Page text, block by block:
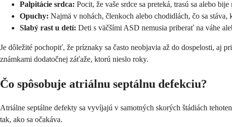
Palpitácie srdca: Pocit, že vaše srdce sa preteká, trasú sa alebo
Opuchy: Najmä v nohách, členkoch alebo chodidlách, čo sa
Slabý rast u detí: Deti s väčšími ASD nemusia priberať na váhe
Je dôležité pochopiť, že príznaky sa často neobjavia až do dospelosti,
známkami dodatočnej záťaže, ktorú nieslo roky.
Čo spôsobuje atriálnu septálnu defekciu?
Atriálne septálne defekty sa vyvíjajú v samotných skorých štádiách
tak, ako sa očakáva.